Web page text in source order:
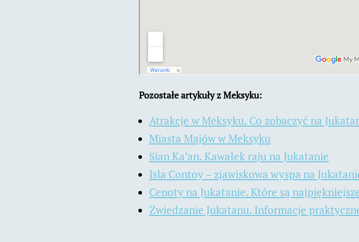
Pozostałe artykuły z Meksyku:
Atrakcje w Meksyku. Co zobaczyć na
Miasta Majów w Meksyku
Sian Ka’an. Kawałek raju na Jukatanie
Isla Contoy – zjawiskowa wyspa na
Cenoty na Jukatanie. Które są
Zwiedzanie Jukatanu. Informacje